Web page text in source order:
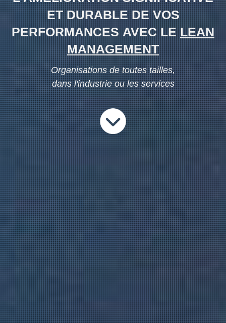
ET DURABLE DE VOS
PERFORMANCES AVEC LELEAN
MANAGEMENT
Organisations de toutes tailles,
dans l'industrie ou les services